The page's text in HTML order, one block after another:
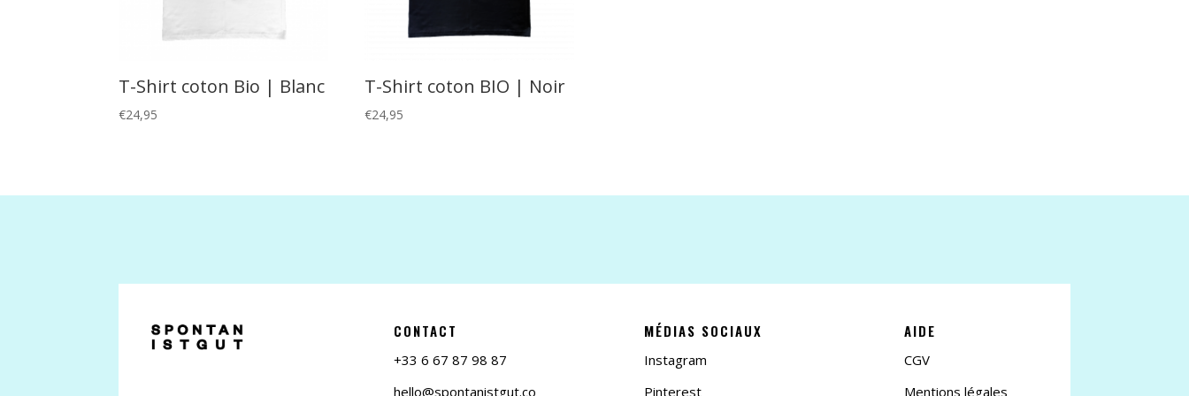
T-Shirt coton Bio | Blanc
€24,95
T-Shirt coton BIO | Noir
€24,95
CONTACT
+33 6 67 87 98 87
hello@spontanistgut.co
MÉDIAS SOCIAUX
Instagram
Pinterest
AIDE
CGV
Mentions légales